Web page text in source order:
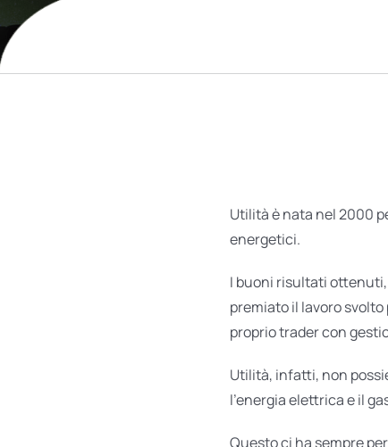
Utilità è nata nel 2000
energetici.
I buoni risultati
premiato il lavoro
proprio trader con
Utilità, infatti, non
l’energia elettrica e il
Questo ci ha sempre